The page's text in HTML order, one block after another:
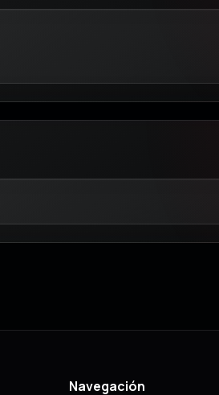
Navegación